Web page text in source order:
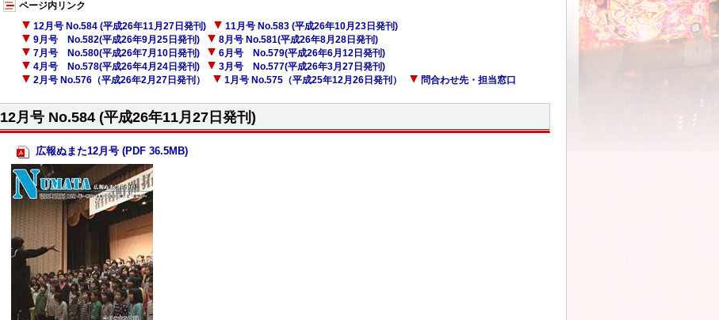
ページ内リンク
12月号 No.584 (平成26年11月27日発刊)
11月号 No.583 (平成26年10月23日発刊)
9月号 No.582(平成26年9月25日発刊)
8月号 No.581(平成26年8月28日発刊)
7月号 No.580(平成26年7月10日発刊)
6月号 No.579(平成26年6月12日発刊)
4月号 No.578(平成26年4月24日発刊)
3月号 No.577(平成26年3月27日発刊)
2月号 No.576（平成26年2月27日発刊）
1月号 No.575（平成25年12月26日発刊） 問合わせ先・担当窓口
12月号 No.584 (平成26年11月27日発刊)
広報ぬまた12月号 (PDF 36.5MB)